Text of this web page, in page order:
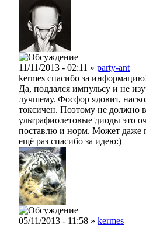
11/11/2013 - 02:11 » party-ant
kermes спасибо за
Да, поддался импульсу и не
лучшему. Фосфор ядовит,
токсичен. Поэтому не должно
ультрафиолетовые диоды это
поставлю и норм. Может даже
ещё раз спасибо за идею:)
05/11/2013 - 11:58 » kermes